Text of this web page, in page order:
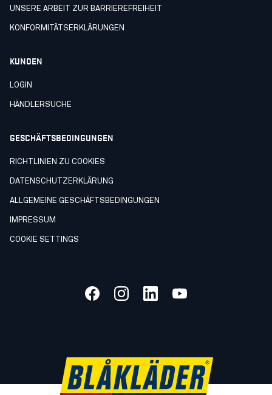
UNSERE ARBEIT ZUR BARRIEREFREIHEIT
KONFORMITÄTSERKLÄRUNGEN
KUNDEN
LOGIN
HÄNDLERSUCHE
GESCHÄFTSBEDINGUNGEN
RICHTLINIEN ZU COOKIES
DATENSCHUTZERKLÄRUNG
ALLGEMEINE GESCHÄFTSBEDINGUNGEN
IMPRESSUM
COOKIE SETTINGS